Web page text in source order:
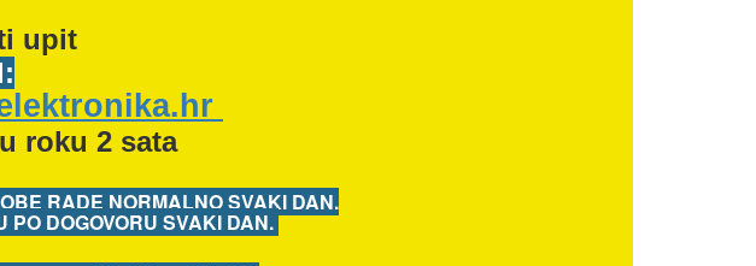
upit
roku 2 sata
RADE NORMALNO SVAKI DAN.
DOGOVORU SVAKI DAN.